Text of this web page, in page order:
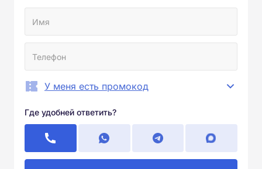
У меня есть промокод
Где удобней ответить?